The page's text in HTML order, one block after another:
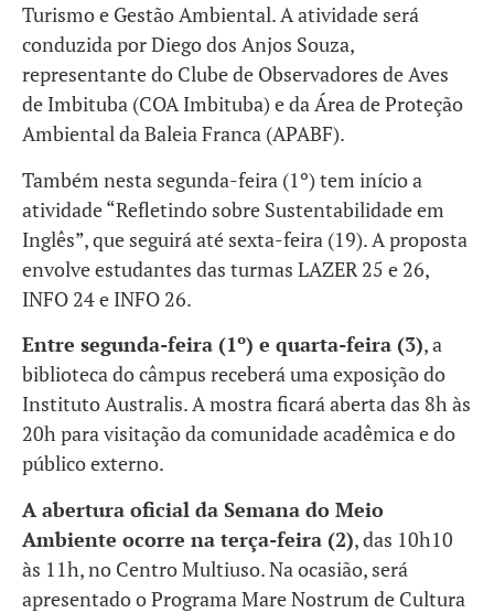
Turismo e Gestão Ambiental. A atividade será
conduzida por Diego dos Anjos Souza,
representante do Clube de Observadores de Aves
de Imbituba (COA Imbituba) e da Área de Proteção
Ambiental da Baleia Franca (APABF).
Também nesta segunda-feira (1º) tem início a
atividade “Refletindo sobre Sustentabilidade em
Inglês”, que seguirá até sexta-feira (19). A proposta
envolve estudantes das turmas LAZER 25 e 26,
INFO 24 e INFO 26.
Entre segunda-feira (1º) e quarta-feira (3), a
biblioteca do câmpus receberá uma exposição do
Instituto Australis. A mostra ficará aberta das 8h às
20h para visitação da comunidade acadêmica e do
público externo.
A abertura oficial da Semana do Meio
Ambiente ocorre na terça-feira (2), das 10h10
às 11h, no Centro Multiuso. Na ocasião, será
apresentado o Programa Mare Nostrum de Cultura